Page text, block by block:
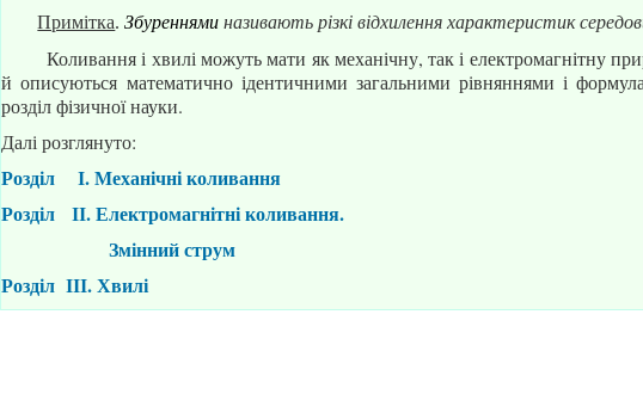
Примітка. Збуренняминазивають різкі відхилення характеристик
Коливання і хвилі можуть мати як механічну, так і електромагнітну
й описуються математично ідентичними загальними рівняннями і
розділ фізичної науки.
Далі розглянуто:
Розділ І.Механічні коливання
РозділІІ. Електромагнітніколивання.
Змінний струм
Розділ ІІІ.Хвилі